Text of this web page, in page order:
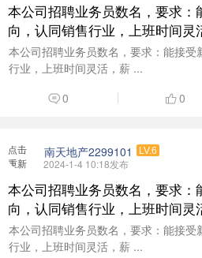
本公司招聘业务员数名，要求
向，认同销售行业，上班时间
电咨询了解：18938377999
本公司招聘业务员数名，要求：能接受
行业，上班时间灵活，薪 ...
0
0
点击
重新
南天地产2299101 LV.6
2024-1-4 10:18发布
本公司招聘业务员数名，要求
向，认同销售行业，上班时间
电咨询了解：18938377999
本公司招聘业务员数名，要求：能接受
行业，上班时间灵活，薪 ...